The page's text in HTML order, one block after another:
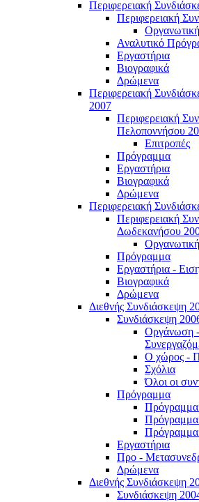
Περιφερειακή
Περιφερειακή
Αναλυτικό
Εργαστήρια
Βιογραφικά
Δρώμενα
Περιφερειακή
2007
Περιφερειακή
Πελοποννήσου
Επιτροπές
Πρόγραμμα
Εργαστήρια
Βιογραφικά
Δρώμενα
Περιφερειακή
Περιφερειακή
Δωδεκανήσου
Πρόγραμμα
Εργαστήρια -
Βιογραφικά
Δρώμενα
Διεθνής Συνδιάσκεψη
Συνδιάσκεψη
Οργάνωση -
Ο χώρος -
Σχόλια
Όλοι οι
Πρόγραμμα
Πρόγραμμα
Εργαστήρια
Προ -
Δρώμενα
Διεθνής Συνδιάσκεψη
Συνδιάσκεψη